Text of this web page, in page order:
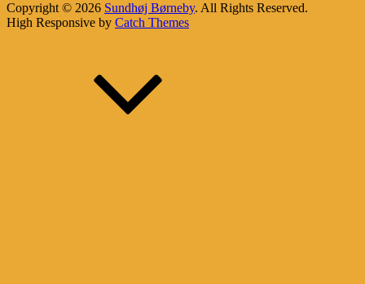
Copyright © 2026 Sundhøj Børneby. All Rights Reserved.
High Responsive by Catch Themes